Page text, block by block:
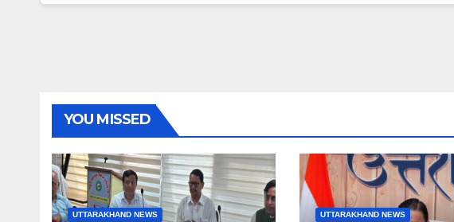
YOU MISSED
UTTARAKHAND NEWS UTTARAKHAND NEWS